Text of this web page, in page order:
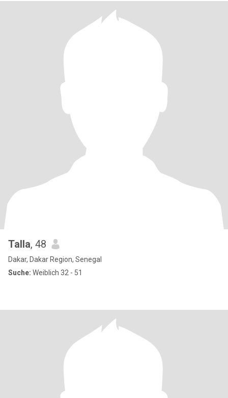
Talla, 48
Dakar, Dakar Region, Senegal
Suche: Weiblich 32 - 51